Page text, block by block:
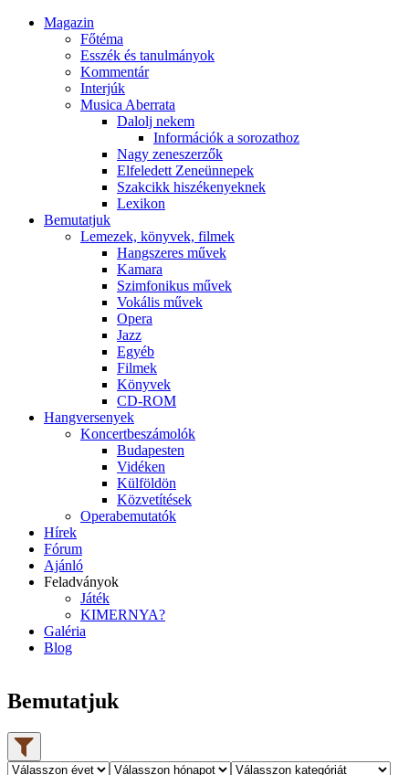
Magazin
Főtéma
Esszék és tanulmányok
Kommentár
Interjúk
Musica Aberrata
Dalolj nekem
Információk a sorozathoz
Nagy zeneszerzők
Elfeledett Zeneünnepek
Szakcikk hiszékenyeknek
Lexikon
Bemutatjuk
Lemezek, könyvek, filmek
Hangszeres művek
Kamara
Szimfonikus művek
Vokális művek
Opera
Jazz
Egyéb
Filmek
Könyvek
CD-ROM
Hangversenyek
Koncertbeszámolók
Budapesten
Vidéken
Külföldön
Közvetítések
Operabemutatók
Hírek
Fórum
Ajánló
Feladványok
Játék
KIMERNYA?
Galéria
Blog
Bemutatjuk
